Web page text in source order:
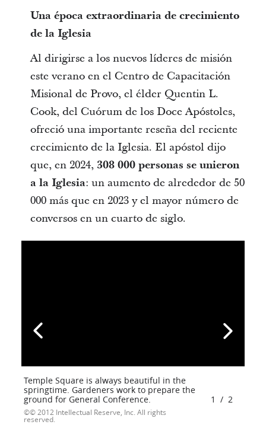
Una época extraordinaria de crecimiento
de la Iglesia
Al dirigirse a los nuevos líderes de misión
este verano en el Centro de Capacitación
Misional de Provo, el élder Quentin L.
Cook, del Cuórum de los Doce Apóstoles,
ofreció una importante reseña del reciente
crecimiento de la Iglesia. El apóstol dijo
que, en 2024,308 000 personas se unieron
a la Iglesia: un aumento de alrededor de 50
000 más que en 2023 y el mayor número de
conversos en un cuarto de siglo.
Temple Square is always beautiful in the
springtime. Gardeners work to prepare the
ground for General Conference.
© 2012 Intellectual Reserve, Inc. All rights
reserved.
1 / 2